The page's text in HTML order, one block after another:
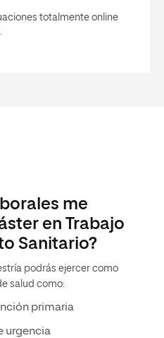
totalmente online
me
en Trabajo
Sanitario?
podrás ejercer como
salud como:
primaria
urgencia